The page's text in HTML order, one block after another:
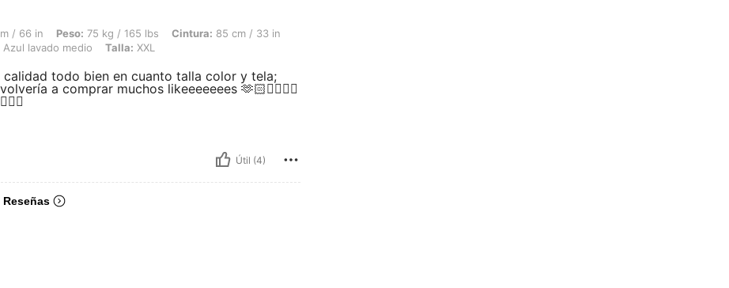
75 kg / 165 lbs, Cintura: 85 cm / 33 in, Caderas: 115 cm / 45 in, Busto: 105 cm / 41 in, Color: Azul lavado medio, Talla: XXL
/ 66 in Peso: 75 kg / 165 lbs Cintura: 85 cm / 33 in
Azul lavado medio Talla: XXL
todo bien en cuanto talla color y tela;
a comprar muchos likeeeeeees 🫶🏻👍🏻👍🏻
Útil (4)
Reseñas